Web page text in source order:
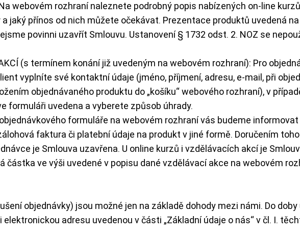
Na webovém rozhraní naleznete podrobný popis nabízených on-line
jaký přínos od nich můžete očekávat. Prezentace produktů uvedená
povinni uzavřít Smlouvu. Ustanovení § 1732 odst. 2. NOZ se
AKCÍ (s termínem konání již uvedeným na webovém rozhraní): Pro
vyplníte své kontaktní údaje (jméno, příjmení, adresu, e-mail, při
objednávaného produktu do „košíku“ webového rozhraní), v
formuláři uvedena a vyberete způsob úhrady.
formuláře na webovém rozhraní vás budeme
faktura či platební údaje na produkt v jiné formě. Doručením
je Smlouva uzavřena. U online kurzů i vzdělávacích akcí je
částka ve výši uvedené v popisu dané vzdělávací akce na webovém
objednávky) jsou možné jen na základě dohody mezi námi. Do
adresu uvedenou v části „Základní údaje o nás“ v čl. I.